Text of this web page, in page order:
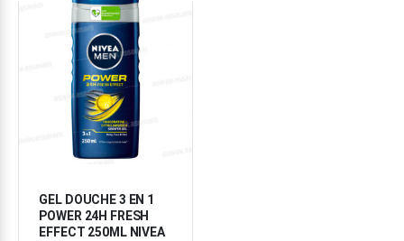
GEL DOUCHE 3 EN 1
POWER 24H FRESH
EFFECT 250ML NIVEA